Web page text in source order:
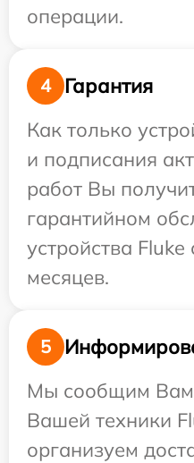
операции.
4
Гарантия
Как только
и подписания
работ Вы
гарантийном
устройства
месяцев.
5
Мы сообщим Вам
Вашей техники
организуем